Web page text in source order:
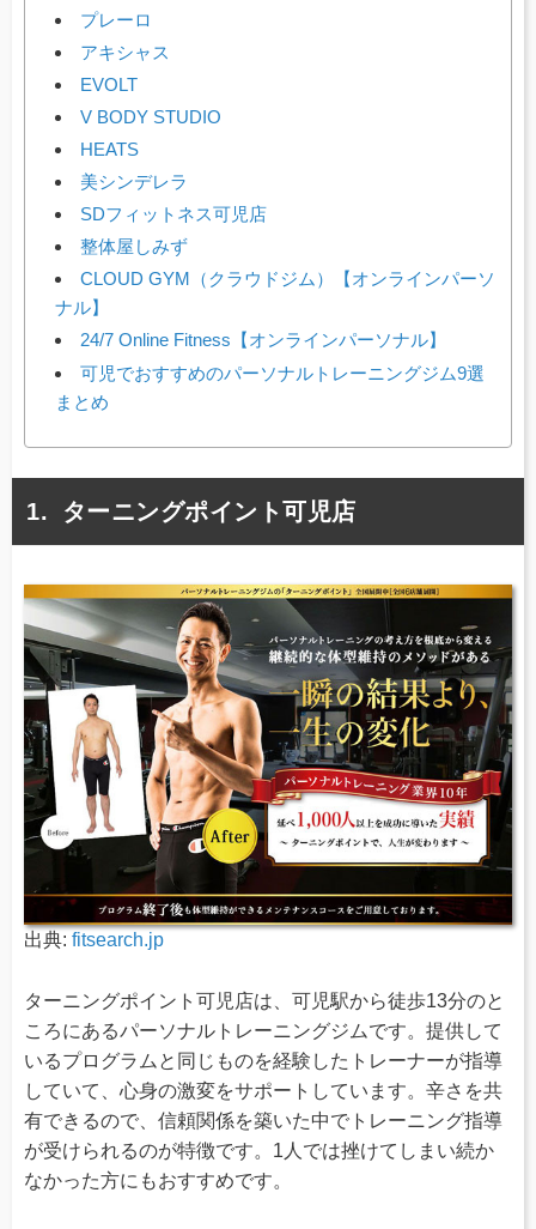
プレーロ
アキシャス
EVOLT
V BODY STUDIO
HEATS
美シンデレラ
SDフィットネス可児店
整体屋しみず
CLOUD GYM（クラウドジム）【オンラインパーソ
ナル】
24/7 Online Fitness【オンラインパーソナル】
可児でおすすめのパーソナルトレーニングジム9選
まとめ
ターニングポイント可児店
出典: fitsearch.jp
ターニングポイント可児店は、可児駅から徒歩13分のと
ころにあるパーソナルトレーニングジムです。提供して
いるプログラムと同じものを経験したトレーナーが指導
していて、心身の激変をサポートしています。辛さを共
有できるので、信頼関係を築いた中でトレーニング指導
が受けられるのが特徴です。1人では挫けてしまい続か
なかった方にもおすすめです。